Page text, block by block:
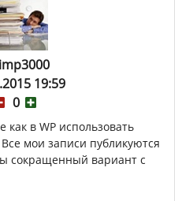
19:59
0
как в WP использовать
мои записи публикуются
сокращенный вариант с